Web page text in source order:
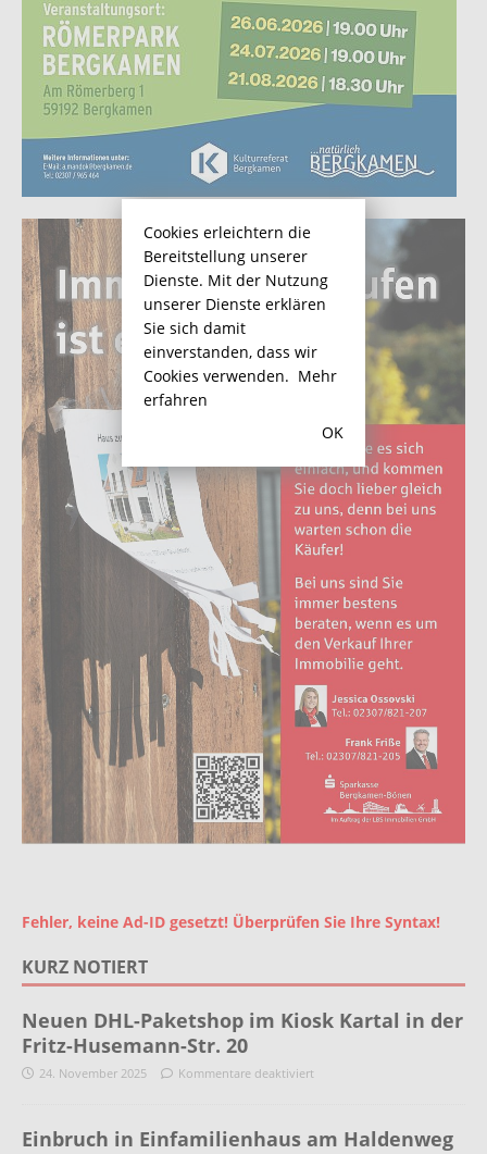
Fehler, keine Ad-ID gesetzt! Überprüfen Sie Ihre Syntax!
KURZ NOTIERT
Neuen DHL-Paketshop im Kiosk Kartal in der
Fritz-Husemann-Str. 20
24. November 2025 Kommentare deaktiviert
Einbruch in Einfamilienhaus am Haldenweg
Cookies erleichtern die
Bereitstellung unserer
Dienste. Mit der Nutzung
unserer Dienste erklären
Sie sich damit
einverstanden, dass wir
Cookies verwenden. Mehr
erfahren
OK